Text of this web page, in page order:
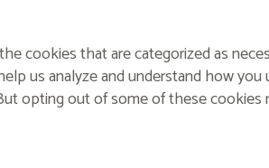
cookies that are categorized as
us analyze and understand how
opting out of some of these cookies